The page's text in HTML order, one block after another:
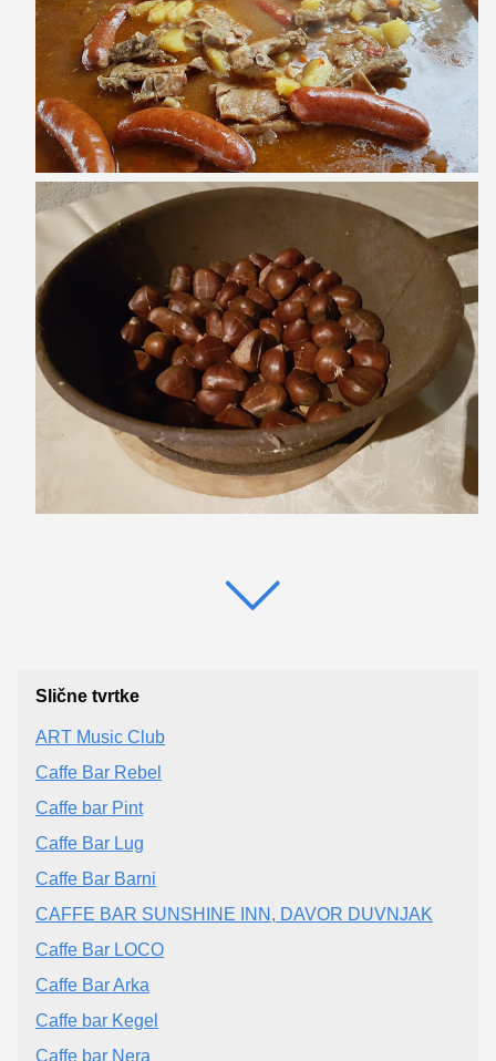
Slične tvrtke
ART Music Club
Caffe Bar Rebel
Caffe bar Pint
Caffe Bar Lug
Caffe Bar Barni
CAFFE BAR SUNSHINE INN, DAVOR DUVNJAK
Caffe Bar LOCO
Caffe Bar Arka
Caffe bar Kegel
Caffe bar Nera